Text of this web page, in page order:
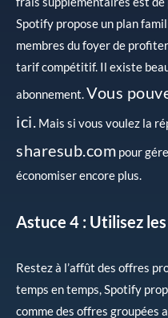
Spotify propose un plan
membres du foyer de
tarif compétitif. Il existe
abonnement.Vous
ici. Mais si vous voulez la
sharesub.com pour
économiser encore plus.
Astuce 4 : Utilisez
Restez à l’affût des offres
temps en temps, Spotify
comme des offres groupées